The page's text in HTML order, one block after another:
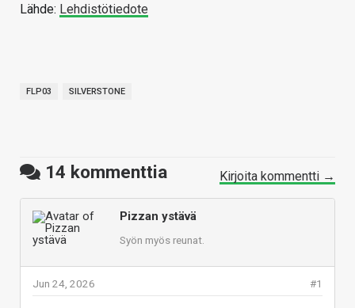
Lähde: Lehdistötiedote
FLP03 SILVERSTONE
14 kommenttia Kirjoita kommentti →
Pizzan ystävä
Syön myös reunat.
#1
Jun 24, 2026